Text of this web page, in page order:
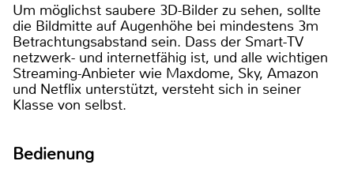
Um möglichst saubere 3D-Bilder zu sehen, sollte
die Bildmitte auf Augenhöhe bei mindestens 3m
Betrachtungsabstand sein. Dass der Smart-TV
netzwerk- und internetfähig ist, und alle wichtigen
Streaming-Anbieter wie Maxdome, Sky, Amazon
und Netflix unterstützt, versteht sich in seiner
Klasse von selbst.
Bedienung